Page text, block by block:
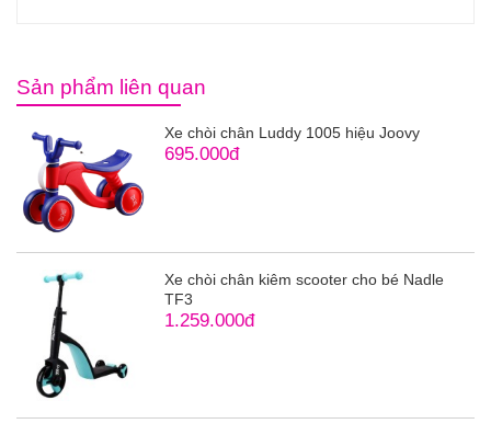
Sản phẩm liên quan
Xe chòi chân Luddy 1005 hiệu Joovy
695.000đ
Xe chòi chân kiêm scooter cho bé Nadle
TF3
1.259.000đ